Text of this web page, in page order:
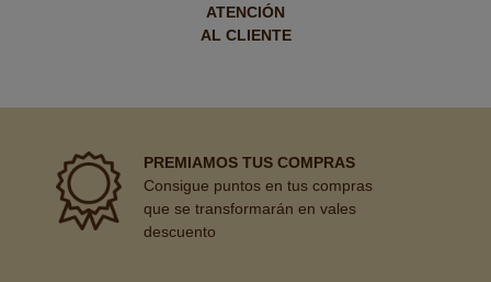
ATENCIÓN
AL CLIENTE
PREMIAMOS TUS COMPRAS
Consigue puntos en tus compras
que se transformarán en vales
descuento